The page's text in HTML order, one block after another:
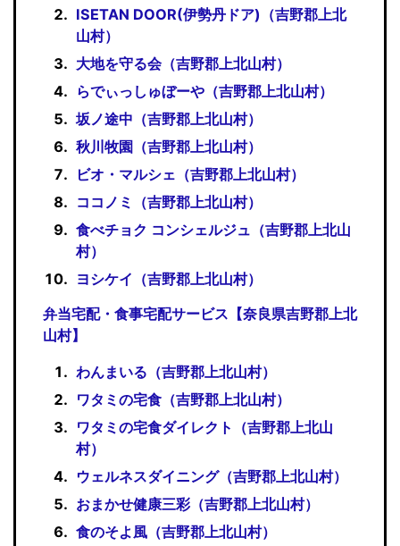
ISETAN DOOR(伊勢丹ドア)（吉野郡上北
山村）
大地を守る会（吉野郡上北山村）
らでぃっしゅぼーや（吉野郡上北山村）
坂ノ途中（吉野郡上北山村）
秋川牧園（吉野郡上北山村）
ビオ・マルシェ（吉野郡上北山村）
ココノミ（吉野郡上北山村）
食べチョク コンシェルジュ（吉野郡上北山
村）
ヨシケイ（吉野郡上北山村）
弁当宅配・食事宅配サービス【奈良県吉野郡上北
山村】
わんまいる（吉野郡上北山村）
ワタミの宅食（吉野郡上北山村）
ワタミの宅食ダイレクト（吉野郡上北山
村）
ウェルネスダイニング（吉野郡上北山村）
おまかせ健康三彩（吉野郡上北山村）
食のそよ風（吉野郡上北山村）